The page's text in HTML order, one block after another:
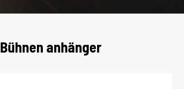
Bühnen anhänger